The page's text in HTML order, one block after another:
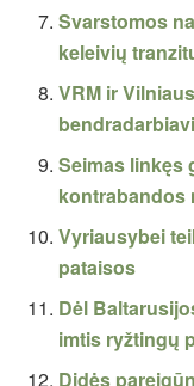
Svarstomos
keleivių
VRM ir
Seimas linkęs
kontrabandos
Vyriausybei
pataisos
Dėl
imtis ryžtingų
Didės